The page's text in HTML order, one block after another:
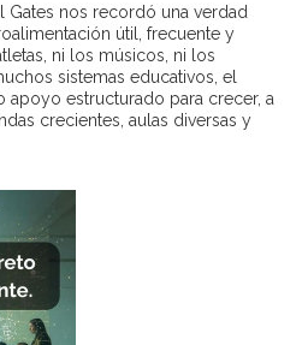
Gates nos recordó una verdad
útil, frecuente y
ni los músicos, ni los
sistemas educativos, el
estructurado para crecer, a
crecientes, aulas diversas y